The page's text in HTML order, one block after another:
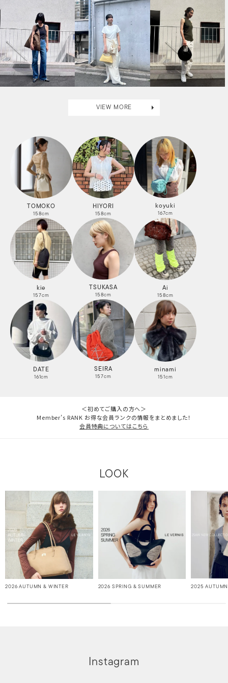
VIEW MORE
TOMOKO
158cm
HIYORI
158cm
koyuki
167cm
kie
157cm
TSUKASA
158cm
Ai
158cm
DATE
161cm
SEIRA
157cm
minami
151cm
＜初めてご購入の方へ＞
Member’s RANK お得な会員ランクの情報をまとめました！
会員特典についてはこちら
LOOK
2026 AUTUMN & WINTER 2026 SPRING & SUMMER 2025
Instagram